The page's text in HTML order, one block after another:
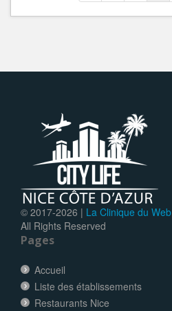
© 2017-2026 | La Clinique du Web
All Rights Reserved
Pages
Accueil
Liste des établissements
Restaurants Nice